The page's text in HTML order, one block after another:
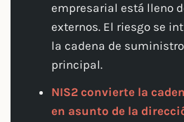
empresarial está lleno
externos. El riesgo se
la cadena de
principal.
NIS2 convierte la
en asunto de la